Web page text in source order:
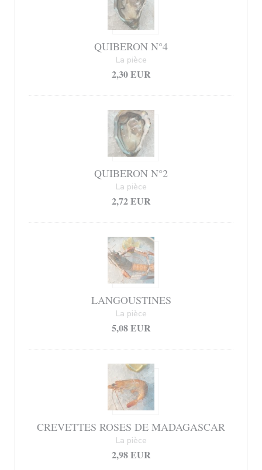
QUIBERON N°4
2,30 EUR
La pièce
QUIBERON N°2
2,72 EUR
La pièce
LANGOUSTINES
5,08 EUR
La pièce
CREVETTES ROSES DE MADAGASCAR
2,98 EUR
La pièce